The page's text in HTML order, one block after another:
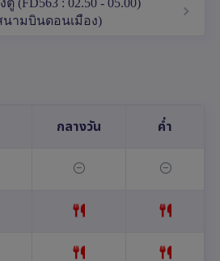
นามบินดอนเมือง)
กลางวัน ค่ำ